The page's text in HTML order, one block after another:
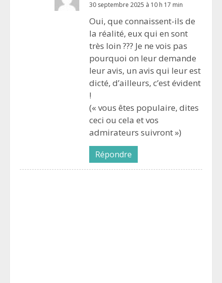
30 septembre 2025 à 10 h 17 min
Oui, que connaissent-ils de
la réalité, eux qui en sont
très loin ??? Je ne vois pas
pourquoi on leur demande
leur avis, un avis qui leur est
dicté, d’ailleurs, c’est évident
!
(« vous êtes populaire, dites
ceci ou cela et vos
admirateurs suivront »)
Répondre